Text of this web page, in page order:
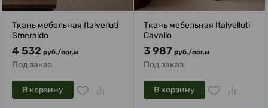
Ткань мебельная Italvelluti
Smeraldo
4 532 руб./пог.м
Под заказ
В корзину
Ткань мебельная Italvelluti
Cavallo
3 987 руб./пог.м
Под заказ
В корзину